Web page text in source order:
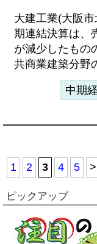
大建工業(大阪
期連結決算は、
が減少したもの
共商業建築分野
中期
1 2 3 4 5 >
ピックアップ